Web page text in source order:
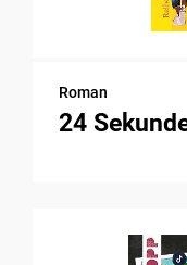
Roman
24